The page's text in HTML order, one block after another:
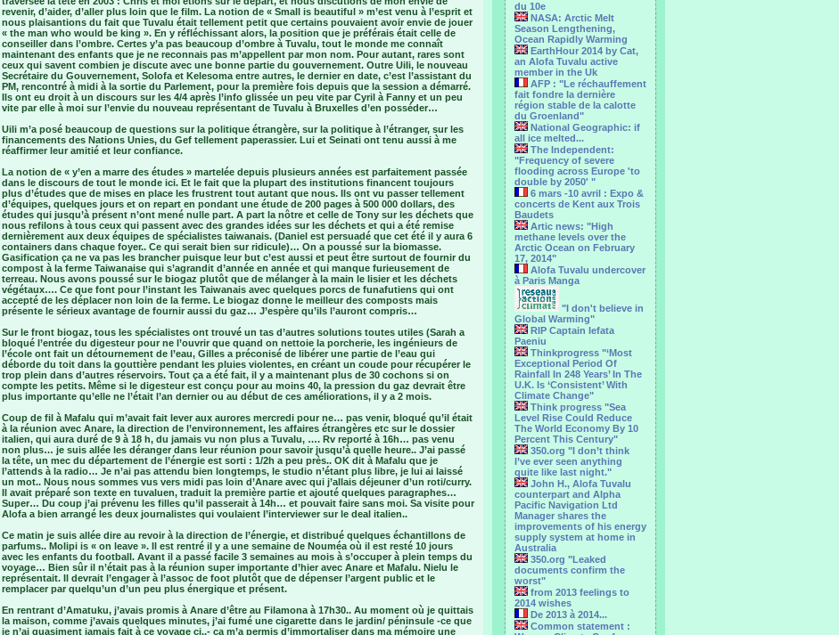
du 10e
NASA: Arctic Melt
Season Lengthening,
Ocean Rapidly Warming
EarthHour 2014 by Cat,
an Alofa Tuvalu active
member in the Uk
AFP : "Le réchauffement
fait fondre la dernière
région stable de la calotte
du Groenland"
National Geographic: if
all ice melted...
The Independent:
"Frequency of severe
flooding across Europe 'to
double by 2050' "
6 mars -10 avril : Expo &
concerts de Kent aux Trois
Baudets
Artic news: "High
methane levels over the
Arctic Ocean on February
17, 2014"
Alofa Tuvalu undercover
à Paris Manga
"I don't believe in
Global Warming"
RIP Captain Iefata
Paeniu
Thinkprogress "‘Most
Exceptional Period Of
Rainfall In 248 Years’ In The
U.K. Is ‘Consistent’ With
Climate Change"
Think progress "Sea
Level Rise Could Reduce
The World Economy By 10
Percent This Century"
350.org "I don’t think
I’ve ever seen anything
quite like last night."
John H., Alofa Tuvalu
counterpart and Alpha
Pacific Navigation Ltd
Manager shares the
improvements of his energy
supply system at home in
Australia
350.org "Leaked
documents confirm the
worst"
from 2013 feelings to
2014 wishes
De 2013 à 2014...
Common statement :
revenir, d’aider, d’aller plus loin que le film. La notion de « Small is beautiful » m’est venu à l’esprit et
nous plaisantions du fait que Tuvalu était tellement petit que certains pouvaient avoir envie de jouer
« the man who would be king ». En y réfléchissant alors, la position que je préférais était celle de
conseiller dans l’ombre. Certes y’a pas beaucoup d’ombre à Tuvalu, tout le monde me connaît
maintenant des enfants que je ne reconnais pas m’appellent par mon nom. Pour autant, rares sont
ceux qui savent combien je discute avec une bonne partie du gouvernement. Outre Uili, le nouveau
Secrétaire du Gouvernement, Solofa et Kelesoma entre autres, le dernier en date, c’est l’assistant du
PM, rencontré à midi à la sortie du Parlement, pour la première fois depuis que la session a démarré.
Ils ont eu droit à un discours sur les 4/4 après l’info glissée un peu vite par Cyril à Fanny et un peu
vite par elle à moi sur l’envie du nouveau représentant de Tuvalu à Bruxelles d’en posséder…
Uili m’a posé beaucoup de questions sur la politique étrangère, sur la politique à l’étranger, sur les
financements des Nations Unies, du Gef tellement paperassier. Lui et Seinati ont tenu aussi à me
réaffirmer leur amitié et leur confiance.
La notion de « y’en a marre des études » martelée depuis plusieurs années est parfaitement passée
dans le discours de tout le monde ici. Et le fait que la plupart des institutions financent toujours
plus d’études que de mises en place les frustrent tout autant que nous. Ils ont vu passer tellement
d’équipes, quelques jours et on repart en pondant une étude de 200 pages à 500 000 dollars, des
études qui jusqu’à présent n’ont mené nulle part. A part la nôtre et celle de Tony sur les déchets que
nous refilons à tous ceux qui passent avec des grandes idées sur les déchets et qui a été remise
dernièrement aux deux équipes de spécialistes taiwanais. (Daniel est persuadé que cet été il y aura 6
containers dans chaque foyer.. Ce qui serait bien sur ridicule)… On a poussé sur la biomasse.
Gasification ça ne va pas les brancher puisque leur but c’est aussi et peut être surtout de fournir du
compost à la ferme Taiwanaise qui s’agrandit d’année en année et qui manque furieusement de
terreau. Nous avons poussé sur le biogaz plutôt que de mélanger à la main le lisier et les déchets
végétaux…. Ce que font pour l’instant les Taiwanais avec quelques porcs de funafutiens qui ont
accepté de les déplacer non loin de la ferme. Le biogaz donne le meilleur des composts mais
présente le sérieux avantage de fournir aussi du gaz… J’espère qu’ils l’auront compris…
Sur le front biogaz, tous les spécialistes ont trouvé un tas d’autres solutions toutes utiles (Sarah a
bloqué l’entrée du digesteur pour ne l’ouvrir que quand on nettoie la porcherie, les ingénieurs de
l’école ont fait un détournement de l’eau, Gilles a préconisé de libérer une partie de l’eau qui
déborde du toit dans la gouttière pendant les pluies violentes, en créant un coude pour récupérer le
trop plein dans d’autres réservoirs. Tout ça a été fait, il y a maintenant plus de 30 cochons si on
compte les petits. Même si le digesteur est conçu pour au moins 40, la pression du gaz devrait être
plus importante qu’elle ne l’était l’an dernier ou au début de ces améliorations, il y a 2 mois.
Coup de fil à Mafalu qui m’avait fait lever aux aurores mercredi pour ne… pas venir, bloqué qu’il était
à la réunion avec Anare, la direction de l’environnement, les affaires étrangères etc sur le dossier
italien, qui aura duré de 9 à 18 h, du jamais vu non plus a Tuvalu, …. Rv reporté à 16h… pas venu
non plus… je suis allée les déranger dans leur réunion pour savoir jusqu’à quelle heure.. J’ai passé
la tête, un mec du département de l’énergie est sorti : 1/2h a peu près.. OK dit à Mafalu que je
l’attends à la radio… Je n’ai pas attendu bien longtemps, le studio n’étant plus libre, je lui ai laissé
un mot.. Nous nous sommes vus vers midi pas loin d’Anare avec qui j’allais déjeuner d’un roti/curry.
Il avait préparé son texte en tuvaluen, traduit la première partie et ajouté quelques paragraphes…
Super… Du coup j’ai prévenu les filles qu’il passerait à 14h… et pouvait faire sans moi. Sa visite pour
Alofa a bien arrangé les deux journalistes qui voulaient l’interviewer sur le deal italien..
Ce matin je suis allée dire au revoir à la direction de l’énergie, et distribué quelques échantillons de
parfums.. Molipi is « on leave ». Il est rentré il y a une semaine de Nouméa où il est resté 10 jours
avec les enfants du football. Avant il a passé facile 3 semaines au mois à s’occuper à plein temps du
voyage… Bien sûr il n’était pas à la réunion super importante d’hier avec Anare et Mafalu. Nielu le
représentait. Il devrait l’engager à l’assoc de foot plutôt que de dépenser l’argent public et le
remplacer par quelqu’un d’un peu plus énergique et présent.
En rentrant d’Amatuku, j’avais promis à Anare d’être au Filamona à 17h30.. Au moment où je quittais
la maison, comme j’avais quelques minutes, j’ai fumé une cigarette dans le jardin/ péninsule -ce que
je n’ai quasiment jamais fait à ce voyage ci..- ça m’a permis d’immortaliser dans ma mémoire une